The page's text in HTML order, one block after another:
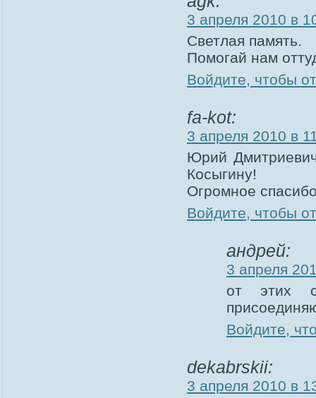
3 апреля 2010 в
Светлая память.
Помогай нам
Войдите, чтобы
fa-kot:
3 апреля 2010 в
Юрий
Косыгину!
Огромное
Войдите, чтобы
андрей:
3 апреля
от этих
Войдите,
dekabrskii:
3 апреля 2010 в